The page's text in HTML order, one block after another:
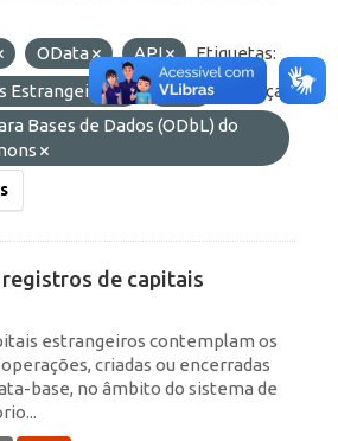
OData API
Etiquetas:
Estrangeiros IED
Licenças:
Bases de Dados (ODbL) do
de capitais
estrangeiros contemplam os
criadas ou encerradas
base, no âmbito do sistema de